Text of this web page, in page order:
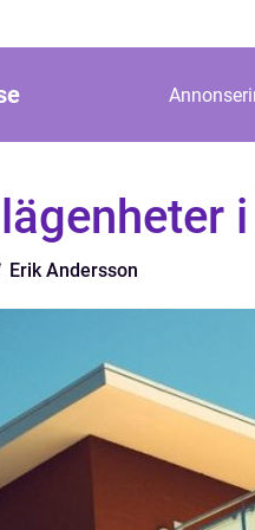
Erik Andersson